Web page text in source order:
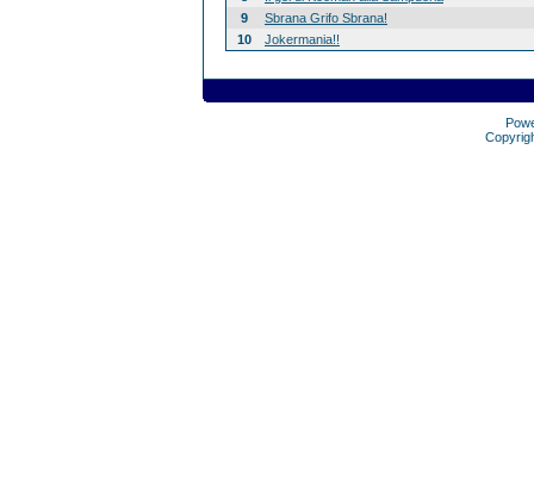
9
Sbrana Grifo Sbrana!
10
Jokermania!!